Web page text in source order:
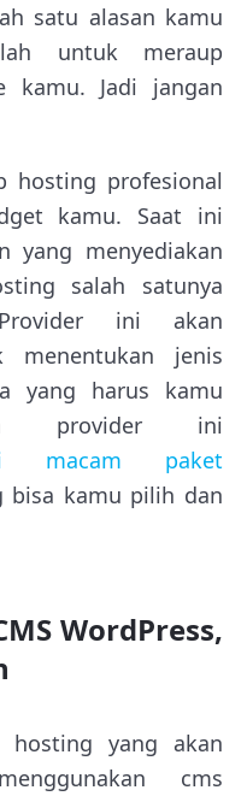
satu alasan kamu
untuk meraup
kamu. Jadi jangan
hosting profesional
kamu. Saat ini
yang menyediakan
salah satunya
ini akan
menentukan jenis
yang harus kamu
provider ini
macam paket
bisa kamu pilih dan
WordPress,
hosting yang akan
cms